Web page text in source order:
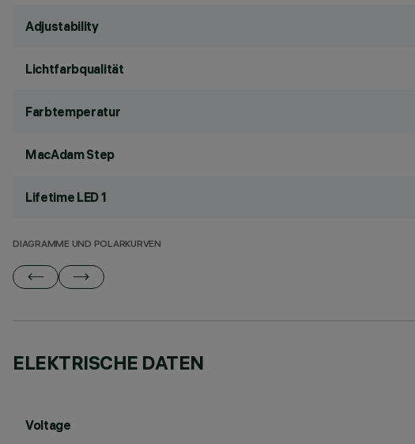
Adjustability
Lichtfarbqualität
Farbtemperatur
MacAdam Step
Lifetime LED 1
DIAGRAMME UND POLARKURVEN
ELEKTRISCHE DATEN
Voltage